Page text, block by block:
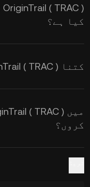
سے USD ایکسچینج ریٹس
کریں۔
کیا ہے؟
کتنا OriginTrail ( TRAC ) گردش میں ہے؟
کروں؟